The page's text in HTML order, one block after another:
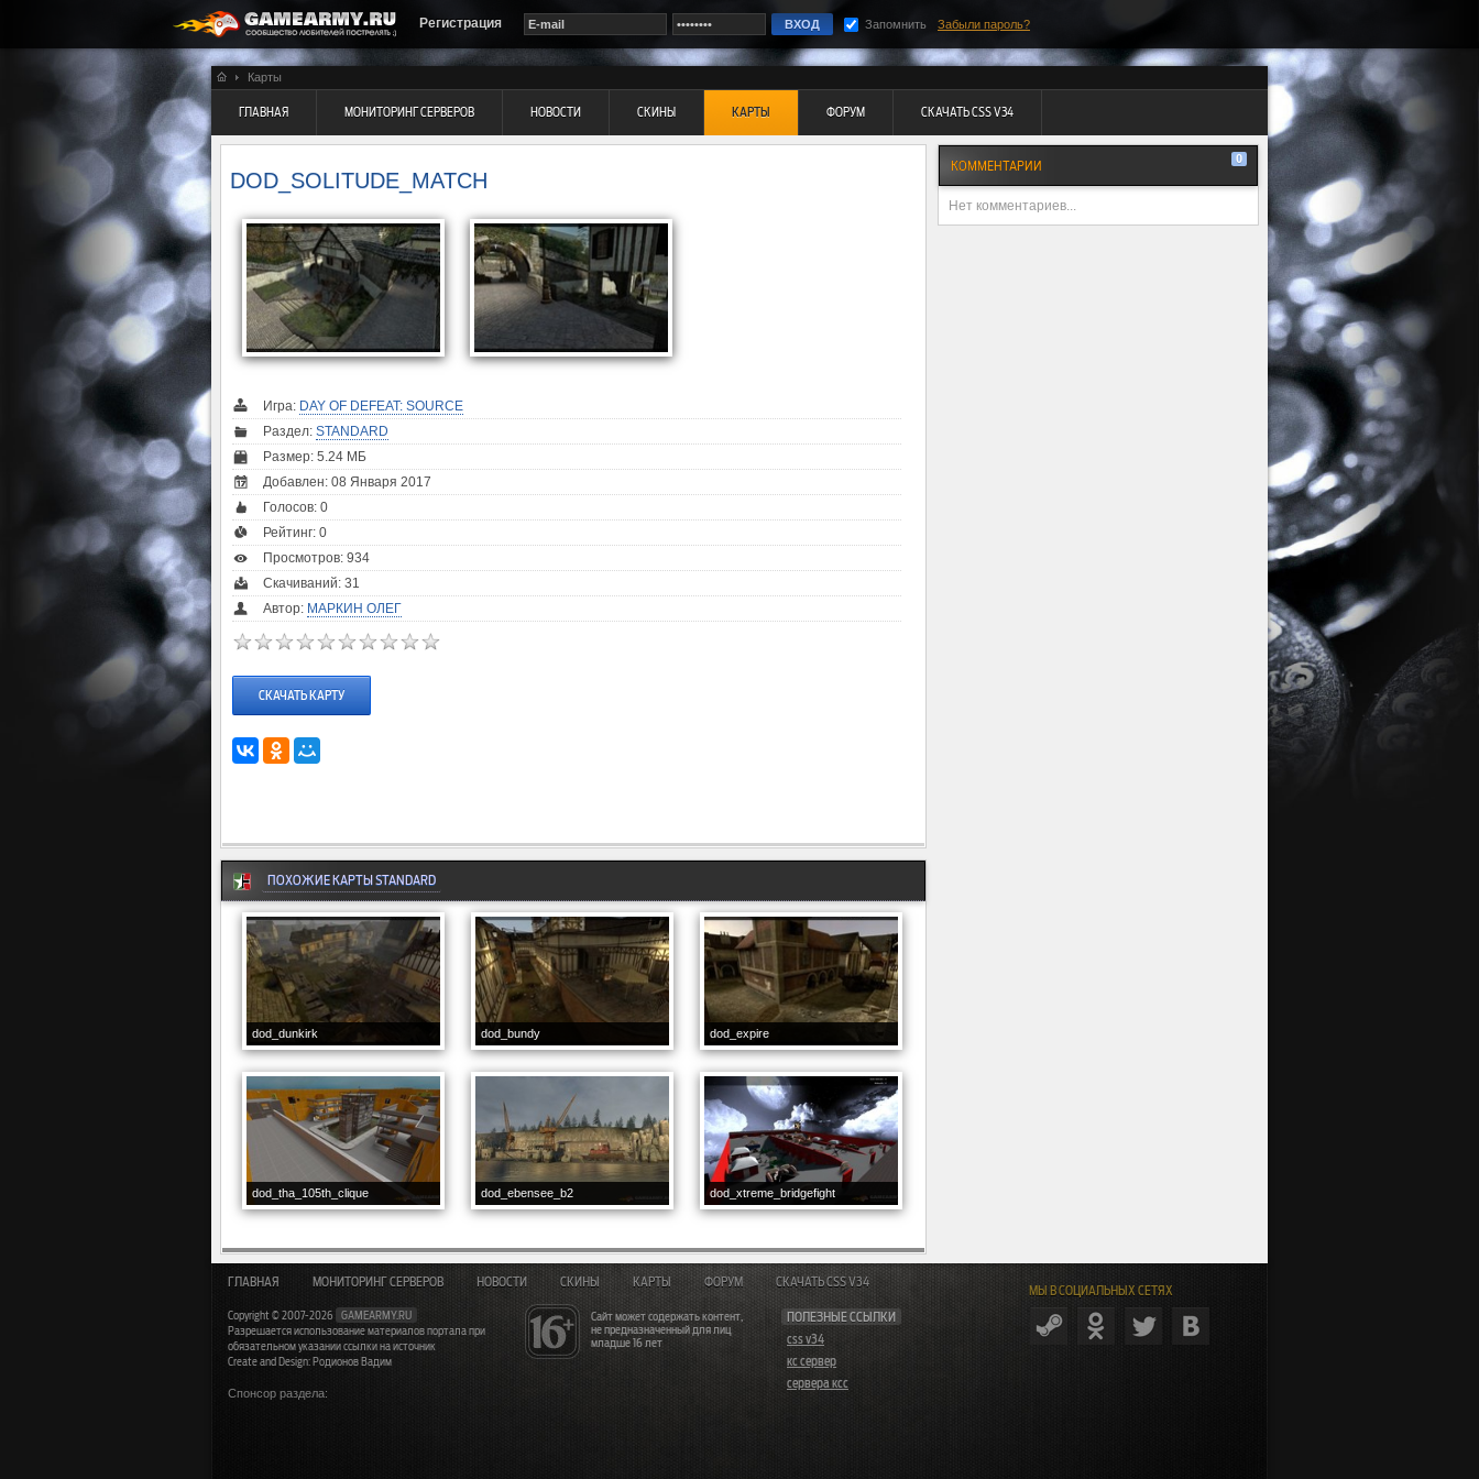
Регистрация Запомнить Забыли пароль?
Карты
ГЛАВНАЯ МОНИТОРИНГ СЕРВЕРОВ НОВОСТИ СКИНЫ КАРТЫ ФОРУМ СКАЧАТЬ CSS V34
DOD_SOLITUDE_MATCH
Игра: DAY OF DEFEAT: SOURCE
Раздел: STANDARD
Размер: 5.24 МБ
Добавлен: 08 Января 2017
Голосов: 0
Рейтинг: 0
Просмотров: 934
Скачиваний: 31
Автор: МАРКИН ОЛЕГ
СКАЧАТЬ КАРТУ
ПОХОЖИЕ КАРТЫ STANDARD
dod_dunkirk dod_bundy dod_expire
dod_tha_105th_clique dod_ebensee_b2 dod_xtreme_bridgefight
КОММЕНТАРИИ 0
Нет комментариев...
МЫ В СОЦИАЛЬНЫХ СЕТЯХ
Сайт может содержать контент,
не предназначенный для лиц
младше 16 лет
ПОЛЕЗНЫЕ ССЫЛКИ
css v34
кс сервер
сервера ксс
ГЛАВНАЯ МОНИТОРИНГ СЕРВЕРОВ НОВОСТИ СКИНЫ КАРТЫ ФОРУМ СКАЧАТЬ CSS V34
Copyright © 2007-2026
GAMEARMY.RU
Разрешается использование материалов портала при
обязательном указании ссылки на источник
Create and Design: Родионов Вадим
Спонсор раздела: